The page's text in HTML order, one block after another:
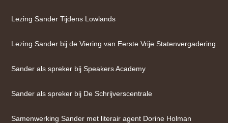
Lezing Sander Tijdens Lowlands
Lezing Sander bij de Viering van Eerste Vrije Statenvergadering
Sander als spreker bij Speakers Academy
Sander als spreker bij De Schrijverscentrale
Samenwerking Sander met literair agent Dorine Holman